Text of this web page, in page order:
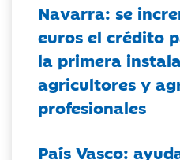
Navarra: se
euros el crédito
la primera
agricultores y
profesionales
País Vasco: